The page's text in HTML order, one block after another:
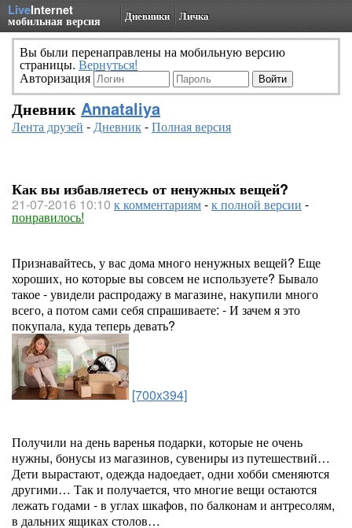
LiveInternet
мобильная версия Дневники Личка
Вы были перенаправлены на мобильную версию
страницы. Вернуться!
Авторизация
Дневник Annataliya
Лента друзей -Дневник-Полная версия
Как вы избавляетесь от ненужных вещей?
21-07-2016 10:10 к комментариям-к полной версии -
понравилось!
Признавайтесь, у вас дома много ненужных вещей? Еще
хороших, но которые вы совсем не используете? Бывало
такое - увидели распродажу в магазине, накупили много
всего, а потом сами себя спрашиваете: - И зачем я это
покупала, куда теперь девать?
[700x394]
Получили на день варенья подарки, которые не очень
нужны, бонусы из магазинов, сувениры из путешествий…
Дети вырастают, одежда надоедает, одни хобби сменяются
другими… Так и получается, что многие вещи остаются
лежать годами - в углах шкафов, по балконам и антресолям,
в дальних ящиках столов…